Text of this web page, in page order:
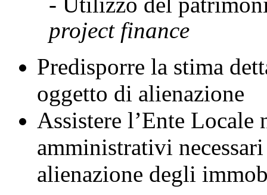
project finance
Predisporre la stima
oggetto di alienazione
Assistere l’Ente Locale
amministrativi
alienazione degli